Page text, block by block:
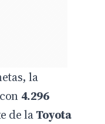
la
4.296
de laToyota